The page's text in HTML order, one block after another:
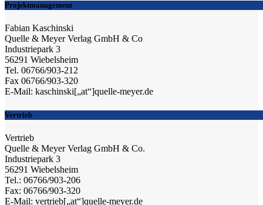
Projektmanagement
Fabian Kaschinski
Quelle & Meyer Verlag GmbH & Co
Industriepark 3
56291 Wiebelsheim
Tel. 06766/903-212
Fax 06766/903-320
E-Mail: kaschinski[„at“]quelle-meyer.de
Vertrieb
Vertrieb
Quelle & Meyer Verlag GmbH & Co.
Industriepark 3
56291 Wiebelsheim
Tel.: 06766/903-206
Fax: 06766/903-320
E-Mail: vertrieb[„at“]quelle-meyer.de